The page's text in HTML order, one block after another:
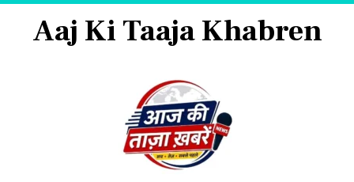
Aaj Ki Taaja Khabren